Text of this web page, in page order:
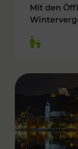
Mit den